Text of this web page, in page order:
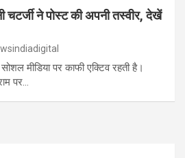
चटर्जी ने पोस्ट की अपनी तस्वीर, देखें
मीडिया पर काफी एक्टिव रहती है।
पर…